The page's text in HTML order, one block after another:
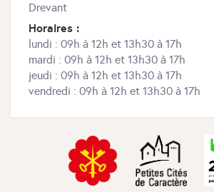
Drevant
Horaires :
lundi : 09h à 12h et 13h30 à 17h
mardi : 09h à 12h et 13h30 à 17h
jeudi : 09h à 12h et 13h30 à 17h
vendredi : 09h à 12h et 13h30 à 17h